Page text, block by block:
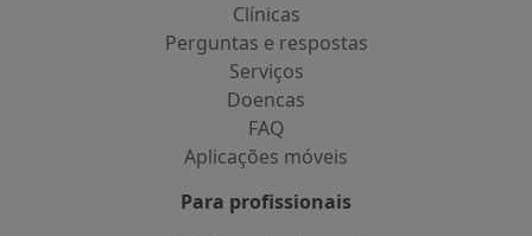
Clínicas
Perguntas e respostas
Serviços
Doencas
FAQ
Aplicações móveis
Para profissionais